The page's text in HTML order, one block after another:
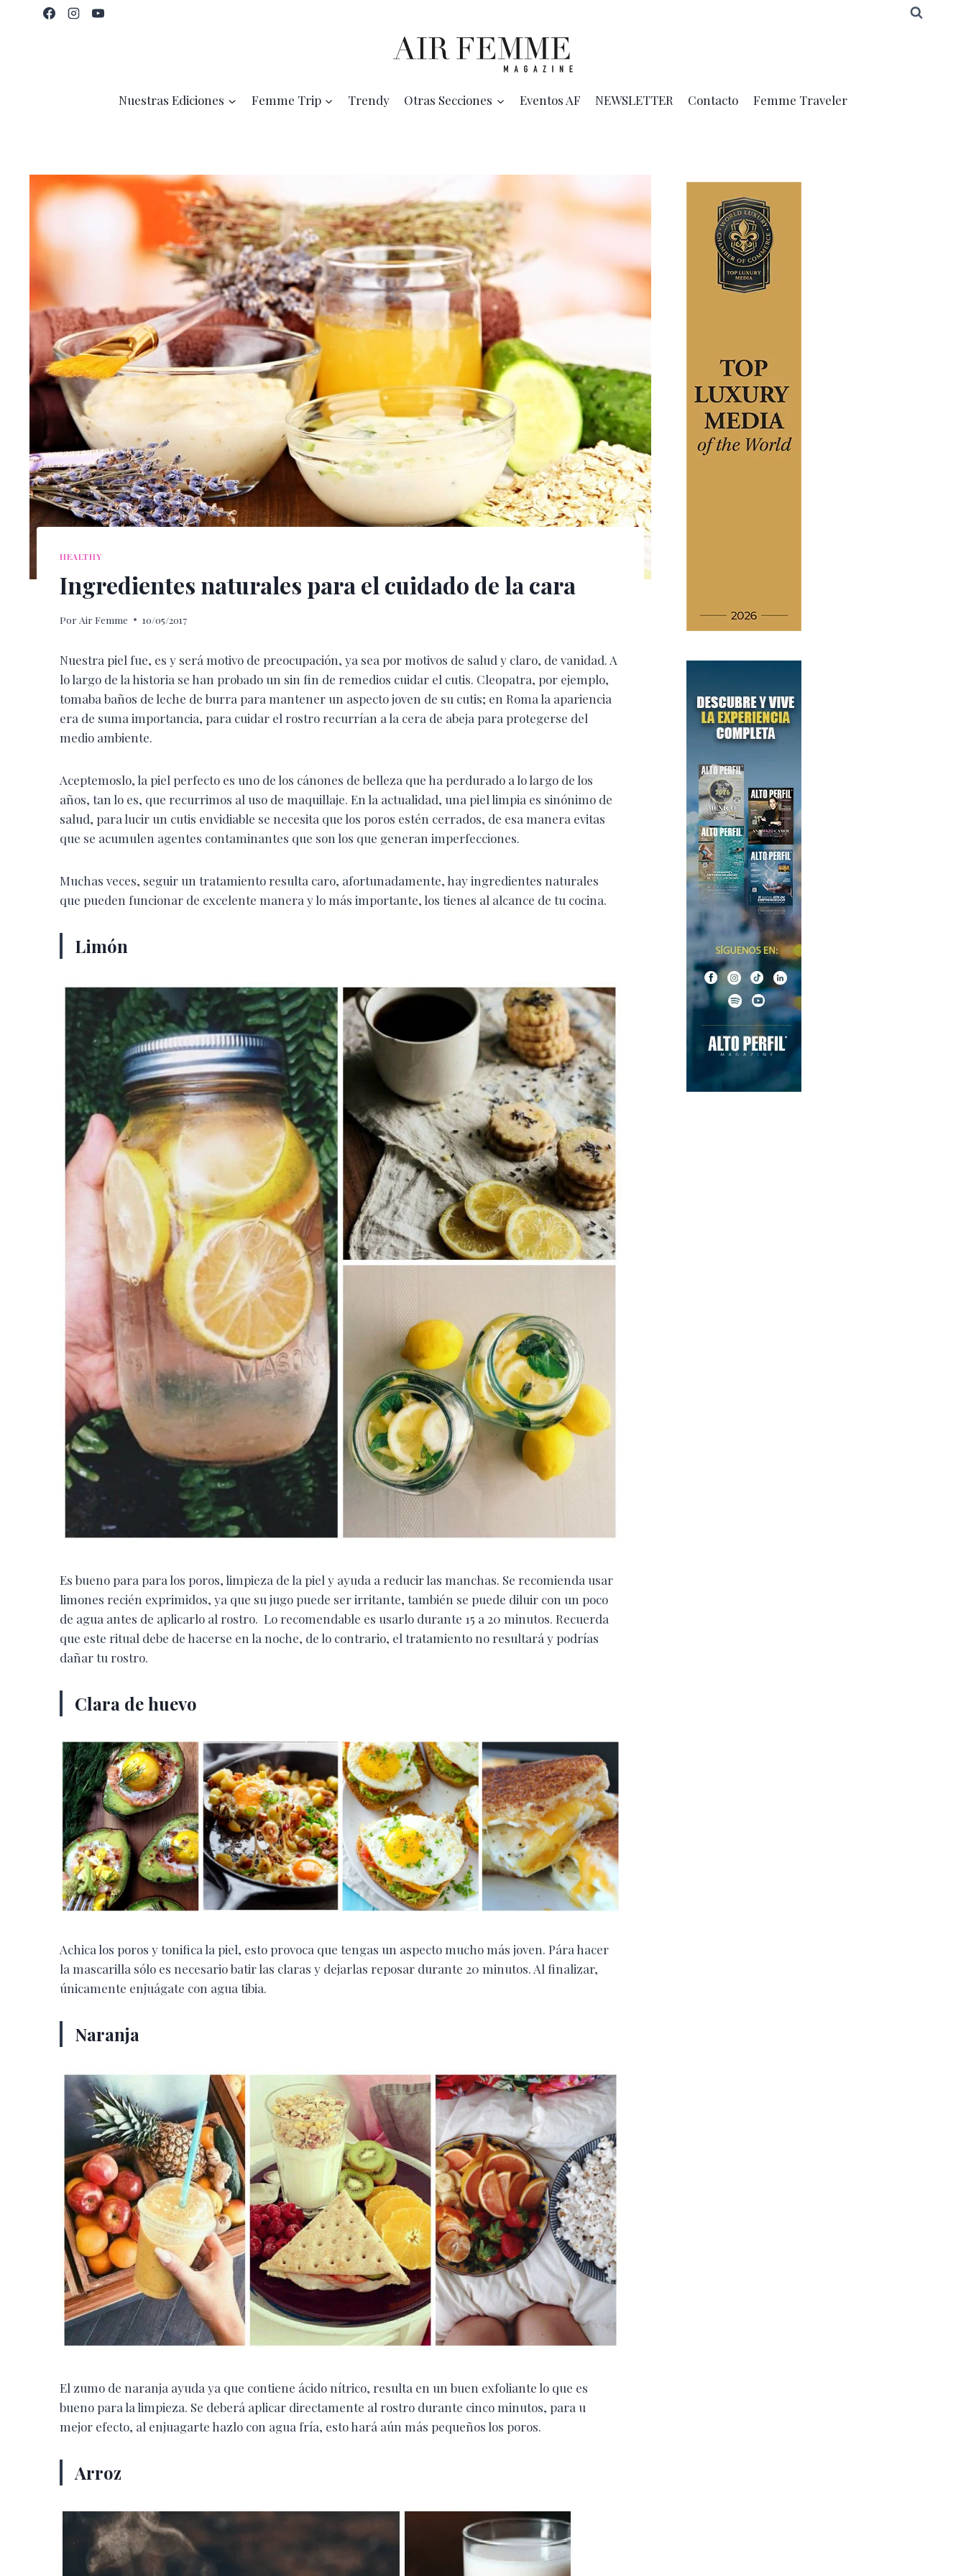
Nuestras Ediciones Femme Trip Trendy Otras Secciones Eventos AF NEWSLETTER Contacto Femme Traveler
HEALTHY
Ingredientes naturales para el cuidado de la cara
Por Air Femme 10/05/2017
Nuestra piel fue, es y será motivo de preocupación, ya sea por motivos de salud y claro, de vanidad. A
lo largo de la historia se han probado un sin fin de remedios cuidar el cutis. Cleopatra, por ejemplo,
tomaba baños de leche de burra para mantener un aspecto joven de su cutis; en Roma la apariencia
era de suma importancia, para cuidar el rostro recurrían a la cera de abeja para protegerse del
medio ambiente.
Aceptemoslo, la piel perfecto es uno de los cánones de belleza que ha perdurado a lo largo de los
años, tan lo es, que recurrimos al uso de maquillaje. En la actualidad, una piel limpia es sinónimo de
salud, para lucir un cutis envidiable se necesita que los poros estén cerrados, de esa manera evitas
que se acumulen agentes contaminantes que son los que generan imperfecciones.
Muchas veces, seguir un tratamiento resulta caro, afortunadamente, hay ingredientes naturales
que pueden funcionar de excelente manera y lo más importante, los tienes al alcance de tu cocina.
Limón
Es bueno para para los poros, limpieza de la piel y ayuda a reducir las manchas. Se recomienda usar
limones recién exprimidos, ya que su jugo puede ser irritante, también se puede diluir con un poco
de agua antes de aplicarlo al rostro. Lo recomendable es usarlo durante 15 a 20 minutos. Recuerda
que este ritual debe de hacerse en la noche, de lo contrario, el tratamiento no resultará y podrías
dañar tu rostro.
Clara de huevo
Achica los poros y tonifica la piel, esto provoca que tengas un aspecto mucho más joven. Pára hacer
la mascarilla sólo es necesario batir las claras y dejarlas reposar durante 20 minutos. Al finalizar,
únicamente enjuágate con agua tibia.
Naranja
El zumo de naranja ayuda ya que contiene ácido nítrico, resulta en un buen exfoliante lo que es
bueno para la limpieza. Se deberá aplicar directamente al rostro durante cinco minutos, para u
mejor efecto, al enjuagarte hazlo con agua fría, esto hará aún más pequeños los poros.
Arroz